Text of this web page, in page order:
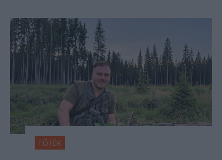
FŐTÉR